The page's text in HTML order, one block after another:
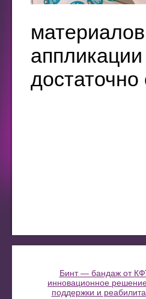
Бинт — бандаж от
инновационное
поддержки и